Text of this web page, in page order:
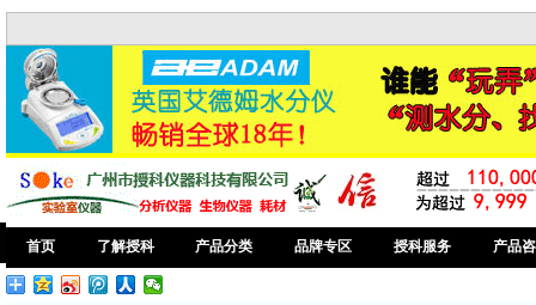
首页 了解授科 产品分类 品牌专区 授科服务 产品